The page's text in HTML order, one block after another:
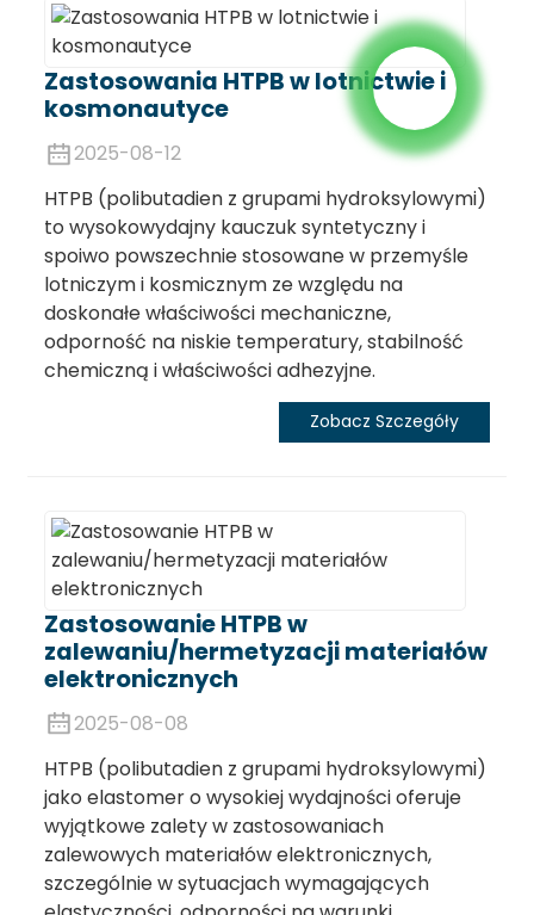
Zastosowania HTPB w lotnictwie i
kosmonautyce
2025-08-12
HTPB (polibutadien z grupami hydroksylowymi)
to wysokowydajny kauczuk syntetyczny i
spoiwo powszechnie stosowane w przemyśle
lotniczym i kosmicznym ze względu na
doskonałe właściwości mechaniczne,
odporność na niskie temperatury, stabilność
chemiczną i właściwości adhezyjne.
Zobacz Szczegóły
Zastosowanie HTPB w
zalewaniu/hermetyzacji materiałów
elektronicznych
2025-08-08
HTPB (polibutadien z grupami hydroksylowymi)
jako elastomer o wysokiej wydajności oferuje
wyjątkowe zalety w zastosowaniach
zalewowych materiałów elektronicznych,
szczególnie w sytuacjach wymagających